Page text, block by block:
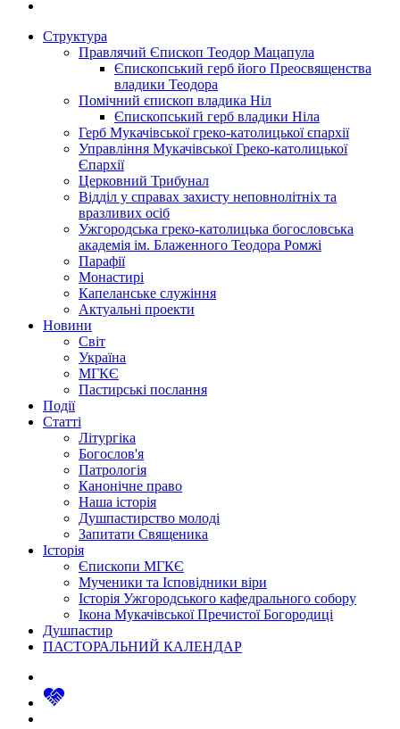
Структура
Правлячий Єпископ Теодор Мацапула
Єпископський герб його Преосвященства
владики Теодора
Помічний єпископ владика Ніл
Єпископський герб владики Ніла
Герб Мукачівської греко-католицької єпархії
Управління Мукачівської Греко-католицької
Єпархії
Церковний Трибунал
Відділ у справах захисту неповнолітніх та
вразливих осіб
Ужгородська греко-католицька богословська
академія ім. Блаженного Теодора Ромжі
Парафії
Монастирі
Капеланське служіння
Актуальні проекти
Новини
Світ
Україна
МГКЄ
Пастирські послання
Події
Статті
Літургіка
Богослов'я
Патрологія
Канонічне право
Наша історія
Душпастирство молоді
Запитати Священика
Історія
Єпископи МГКЄ
Мученики та Ісповідники віри
Історія Ужгородського кафедрального собору
Ікона Мукачівської Пречистої Богородиці
Душпастир
ПАСТОРАЛЬНИЙ КАЛЕНДАР